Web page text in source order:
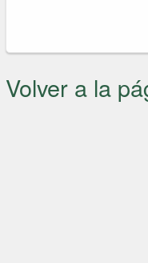
Volver a la